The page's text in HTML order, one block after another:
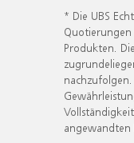
* Die UBS
Produkten.